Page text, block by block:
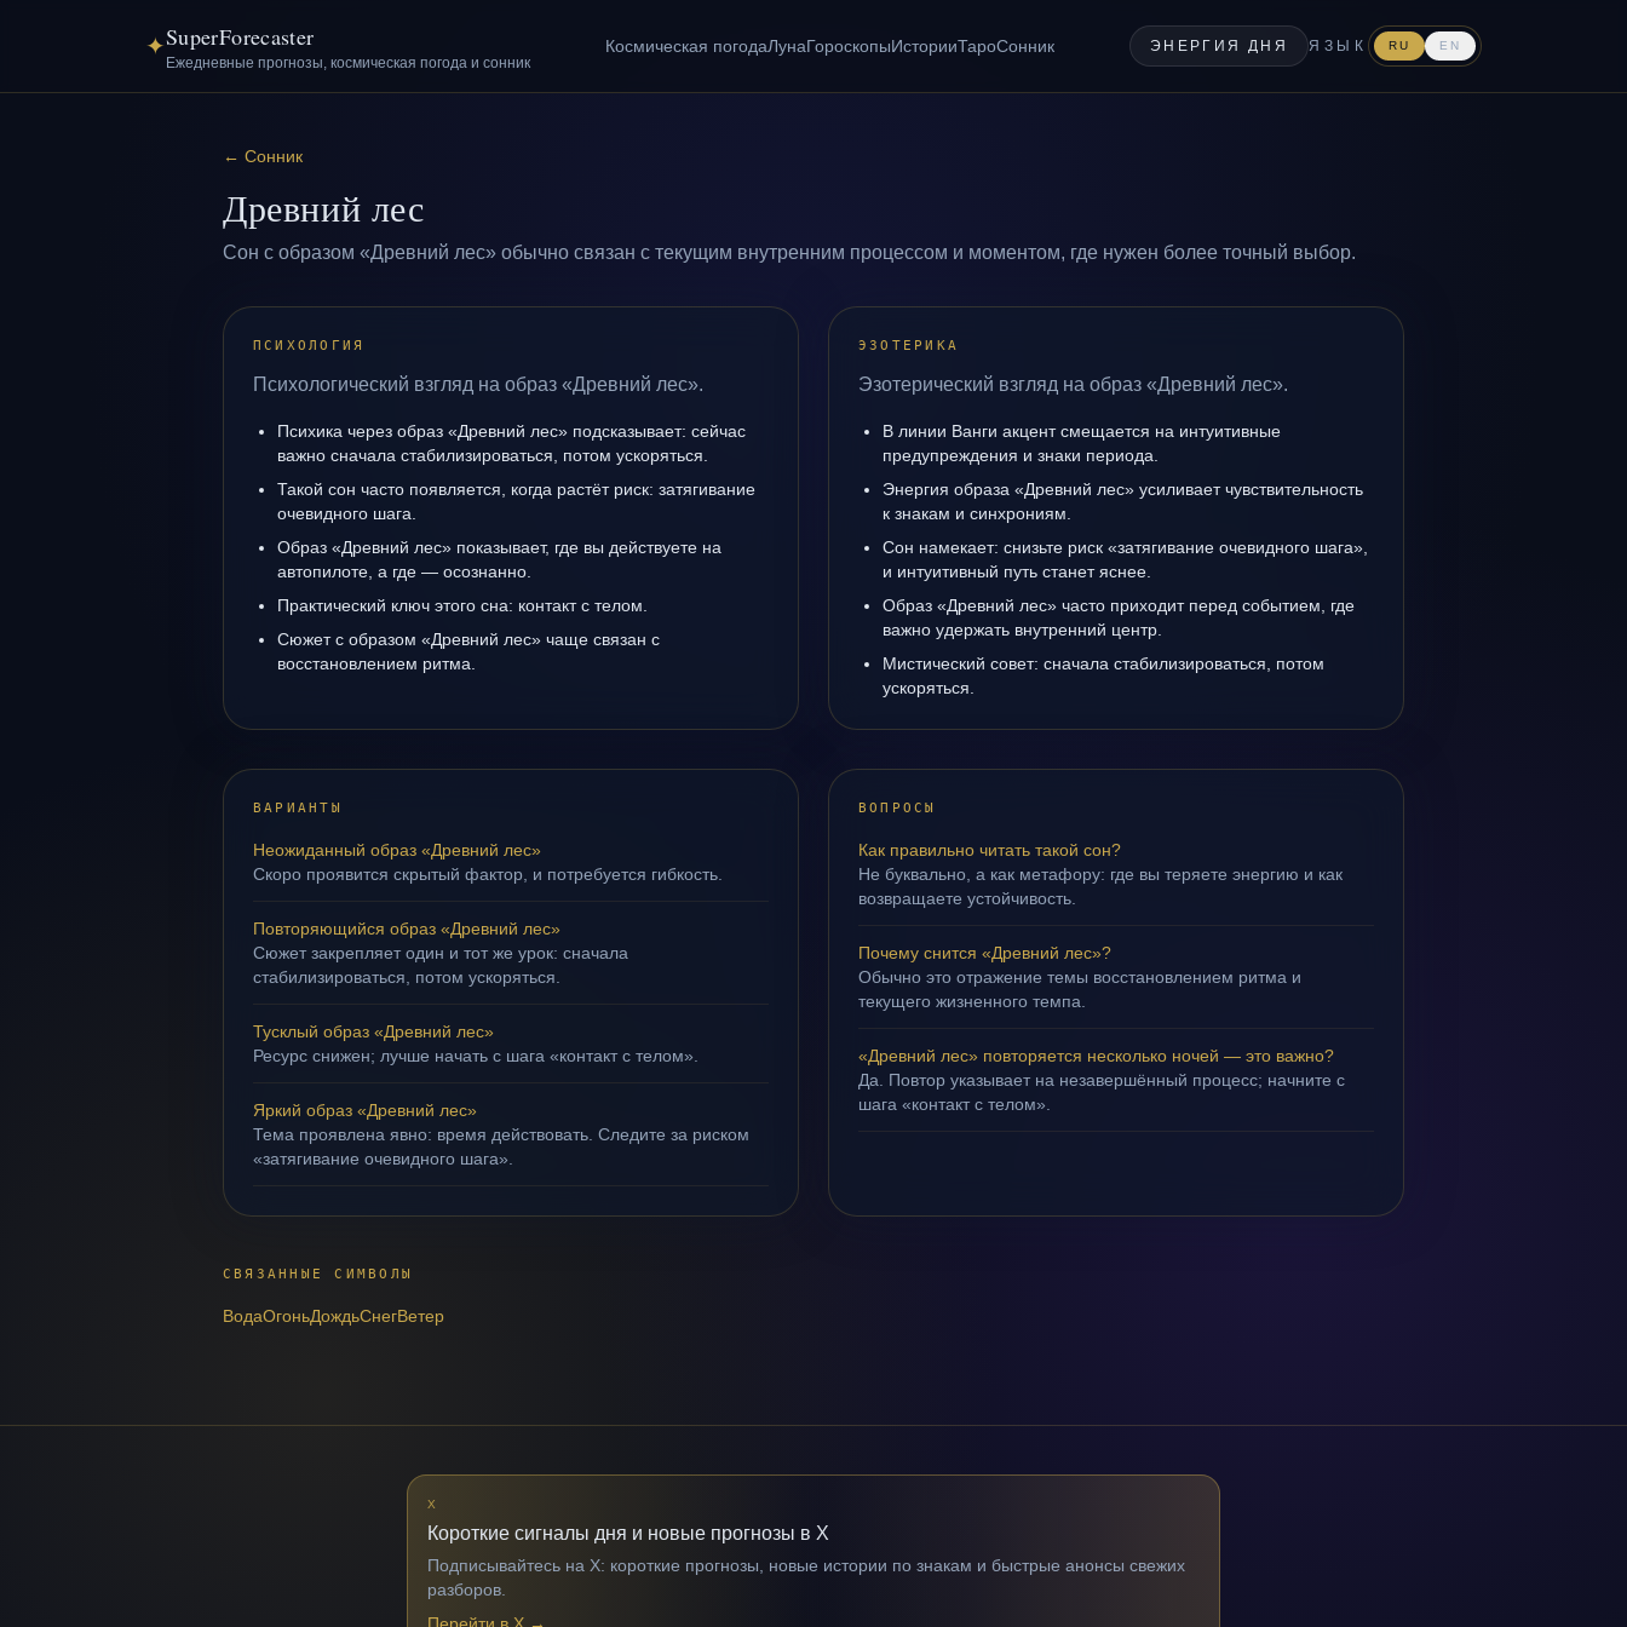
✦SuperForecaster
Ежедневные прогнозы, космическая погода и сонник
Космическая погодаЛунаГороскопыИсторииТароСонник ЭНЕРГИЯ ДНЯ ЯЗЫК RU EN
← Сонник
Древний лес
Сон с образом «Древний лес» обычно связан с текущим внутренним процессом и моментом, где нужен более точный выбор.
ПСИХОЛОГИЯ
Психологический взгляд на образ «Древний лес».
Психика через образ «Древний лес» подсказывает: сейчас
важно сначала стабилизироваться, потом ускоряться.
Такой сон часто появляется, когда растёт риск: затягивание
очевидного шага.
Образ «Древний лес» показывает, где вы действуете на
автопилоте, а где — осознанно.
Практический ключ этого сна: контакт с телом.
Сюжет с образом «Древний лес» чаще связан с
восстановлением ритма.
ЭЗОТЕРИКА
Эзотерический взгляд на образ «Древний лес».
В линии Ванги акцент смещается на интуитивные
предупреждения и знаки периода.
Энергия образа «Древний лес» усиливает чувствительность
к знакам и синхрониям.
Сон намекает: снизьте риск «затягивание очевидного шага»,
и интуитивный путь станет яснее.
Образ «Древний лес» часто приходит перед событием, где
важно удержать внутренний центр.
Мистический совет: сначала стабилизироваться, потом
ускоряться.
ВАРИАНТЫ
Неожиданный образ «Древний лес»
Скоро проявится скрытый фактор, и потребуется гибкость.
Повторяющийся образ «Древний лес»
Сюжет закрепляет один и тот же урок: сначала
стабилизироваться, потом ускоряться.
Тусклый образ «Древний лес»
Ресурс снижен; лучше начать с шага «контакт с телом».
Яркий образ «Древний лес»
Тема проявлена явно: время действовать. Следите за риском
«затягивание очевидного шага».
ВОПРОСЫ
Как правильно читать такой сон?
Не буквально, а как метафору: где вы теряете энергию и как
возвращаете устойчивость.
Почему снится «Древний лес»?
Обычно это отражение темы восстановлением ритма и
текущего жизненного темпа.
«Древний лес» повторяется несколько ночей — это важно?
Да. Повтор указывает на незавершённый процесс; начните с
шага «контакт с телом».
СВЯЗАННЫЕ СИМВОЛЫ
ВодаОгоньДождьСнегВетер
X
Короткие сигналы дня и новые прогнозы в X
Подписывайтесь на X: короткие прогнозы, новые истории по знакам и быстрые анонсы свежих
разборов.